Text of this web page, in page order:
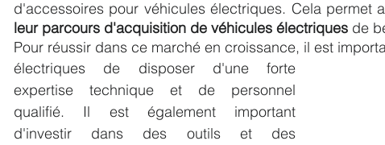
leur parcours d'acquisition de véhicules électriques de
Pour réussir dans ce marché en croissance, il est
électriques de disposer d'une forte
expertise technique et de personnel
qualifié. Il est également important
d'investir dans des outils et des